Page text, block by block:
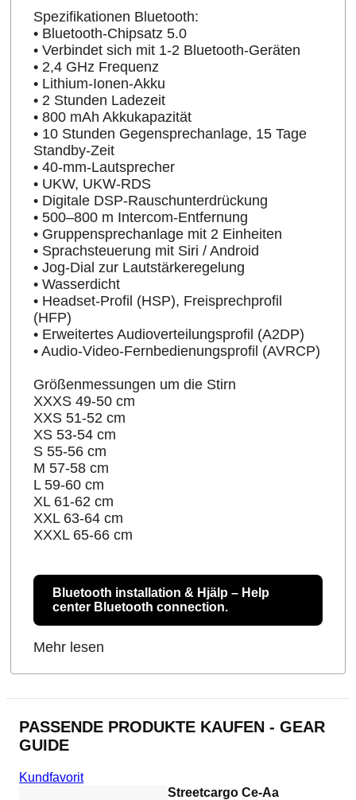
Spezifikationen Bluetooth:
• Bluetooth-Chipsatz 5.0
• Verbindet sich mit 1-2 Bluetooth-Geräten
• 2,4 GHz Frequenz
• Lithium-Ionen-Akku
• 2 Stunden Ladezeit
• 800 mAh Akkukapazität
• 10 Stunden Gegensprechanlage, 15 Tage
Standby-Zeit
• 40-mm-Lautsprecher
• UKW, UKW-RDS
• Digitale DSP-Rauschunterdrückung
• 500–800 m Intercom-Entfernung
• Gruppensprechanlage mit 2 Einheiten
• Sprachsteuerung mit Siri / Android
• Jog-Dial zur Lautstärkeregelung
• Wasserdicht
• Headset-Profil (HSP), Freisprechprofil
(HFP)
• Erweitertes Audioverteilungsprofil (A2DP)
• Audio-Video-Fernbedienungsprofil (AVRCP)
Größenmessungen um die Stirn
XXXS 49-50 cm
XXS 51-52 cm
XS 53-54 cm
S 55-56 cm
M 57-58 cm
L 59-60 cm
XL 61-62 cm
XXL 63-64 cm
XXXL 65-66 cm
Bluetooth installation & Hjälp – Help
center Bluetooth connection.
Mehr lesen
PASSENDE PRODUKTE KAUFEN - GEAR
GUIDE
Kundfavorit
Streetcargo Ce-Aa